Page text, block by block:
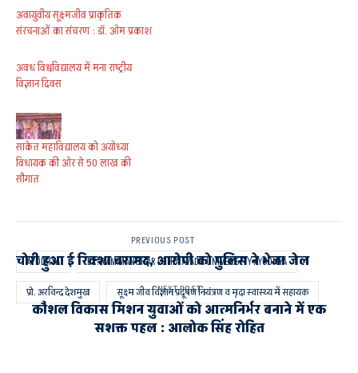
अवायुवीय सूक्ष्मजीव प्राकृतिक
संरचनाओं का संचरण : डॉ. ओम प्रकाश
अवध विश्वविद्यालय में मना राष्ट्रीय
विज्ञान दिवस
साकेत महाविद्यालय को अयोध्या
विधायक की ओर से 50 लाख की
सौगात
AYODHYA DR. RAM MANOHAR LOHIA AVADH UNIVERSITY AYODHYA
प्रो. अरविन्द देशमुख सूक्ष्म जीव विज्ञान प्रदूषण नियंत्रण व मृदा स्वास्थ्य में सहायक
PREVIOUS POST
चोरी हुआ ई रिक्शा बरामद, आरोपी को पुलिस ने भेजा जेल
NEXT POST
कौशल विकास मिशन युवाओं को आत्मनिर्भर बनाने में एक
सशक्त पहल : आलोक सिंह रोहित